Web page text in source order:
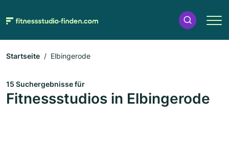
Startseite Elbingerode
15 Suchergebnisse für
Fitnessstudios in Elbingerode